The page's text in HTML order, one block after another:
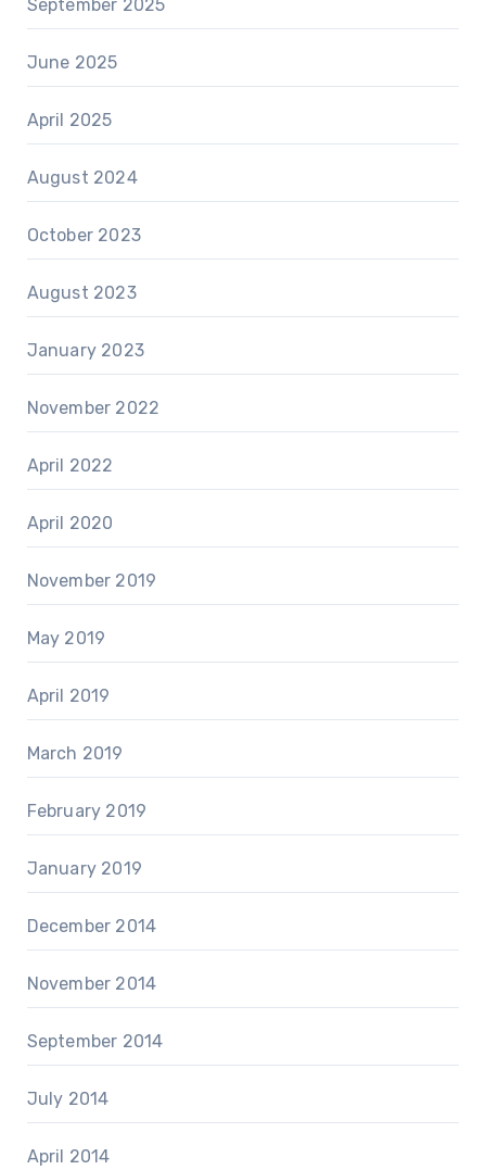
September 2025
June 2025
April 2025
August 2024
October 2023
August 2023
January 2023
November 2022
April 2022
April 2020
November 2019
May 2019
April 2019
March 2019
February 2019
January 2019
December 2014
November 2014
September 2014
July 2014
April 2014